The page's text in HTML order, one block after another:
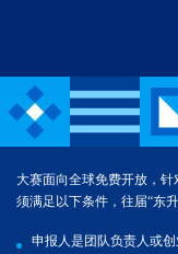
大赛面向全球免费开放，
须满足以下条件，往届“东
申报人是团队负责人或